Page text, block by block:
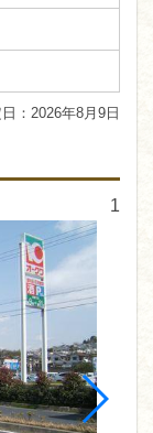
2026年8月9日
1